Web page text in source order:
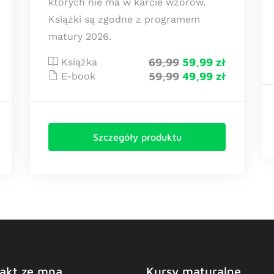
Książki są zgodne z programem
matury 2026.
Książka 69,9959,99 zł
E-book 59,9949,99 zł
Szczegóły produktu